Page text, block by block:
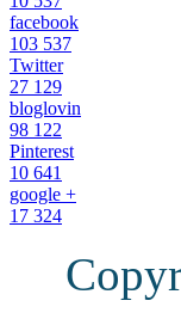
facebook
103 537
Twitter
27 129
bloglovin
98 122
Pinterest
10 641
google +
17 324